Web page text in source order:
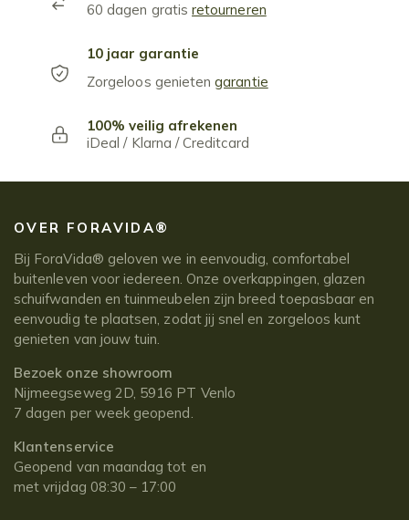
60 dagen gratisretourneren
10 jaar garantie
Zorgeloos genietengarantie
100% veilig afrekenen
iDeal / Klarna / Creditcard
OVER FORAVIDA®
Bij ForaVida® geloven we in eenvoudig, comfortabel
buitenleven voor iedereen. Onze overkappingen, glazen
schuifwanden en tuinmeubelen zijn breed toepasbaar en
eenvoudig te plaatsen, zodat jij snel en zorgeloos kunt
genieten van jouw tuin.
Bezoek onze showroom
Nijmeegseweg 2D, 5916 PT Venlo
7 dagen per week geopend.
Klantenservice
Geopend van maandag tot en
met vrijdag 08:30 – 17:00